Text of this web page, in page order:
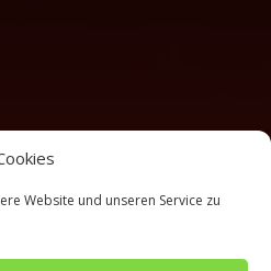
Website und unseren Service zu